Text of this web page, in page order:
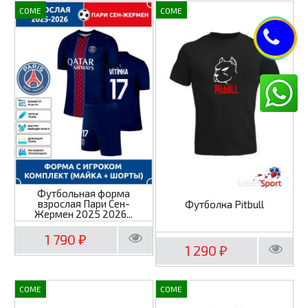
COME
Футбольная форма
взрослая Пари Сен-
Жермен 2025 2026...
1 790₽
COME
Футболка Pitbull
1 290₽
COME COME